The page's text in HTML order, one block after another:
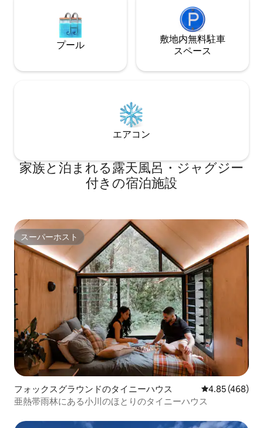
プール
敷地内無料駐⁠車
ス⁠ペ⁠ー⁠ス
エアコン
家族と泊まれる露天風呂・ジャグジー
付きの宿泊施設
スーパーホスト
スーパーホスト
フォックスグラウンドのタイニーハウス レビュー468
4.85 (468)
亜熱帯雨林にある小川のほとりのタイニーハウス